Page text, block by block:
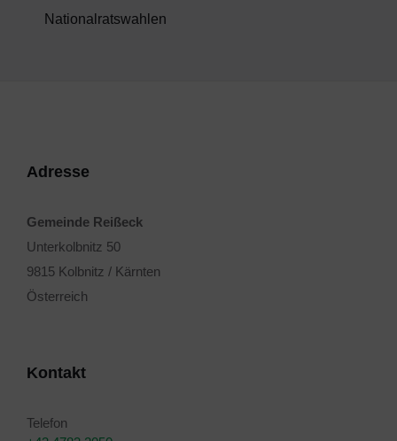
Nationalratswahlen
Adresse
Gemeinde Reißeck
Unterkolbnitz 50
9815 Kolbnitz / Kärnten
Österreich
Kontakt
Telefon